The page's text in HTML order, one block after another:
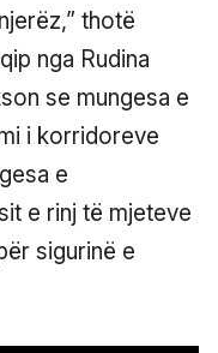
thotë
nga Rudina
se mungesa e
i korridoreve
e
e rinj të mjeteve
sigurinë e